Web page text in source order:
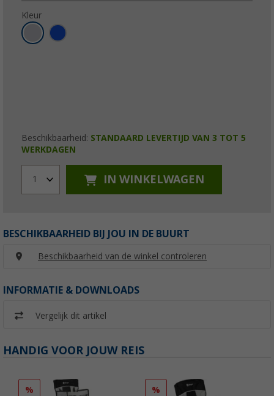
Kleur
Beschikbaarheid: STANDAARD LEVERTIJD VAN 3 TOT 5
WERKDAGEN
1 IN WINKELWAGEN
BESCHIKBAARHEID BIJ JOU IN DE BUURT
Beschikbaarheid van de winkel controleren
INFORMATIE & DOWNLOADS
Vergelijk dit artikel
HANDIG VOOR JOUW REIS
% %